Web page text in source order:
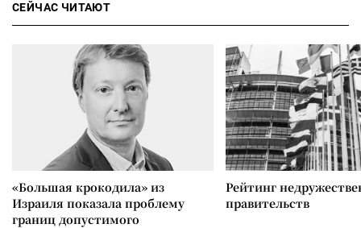
СЕЙЧАС ЧИТАЮТ
«Большая крокодила» из
Израиля показала проблему
границ допустимого
Рейтинг
правительств